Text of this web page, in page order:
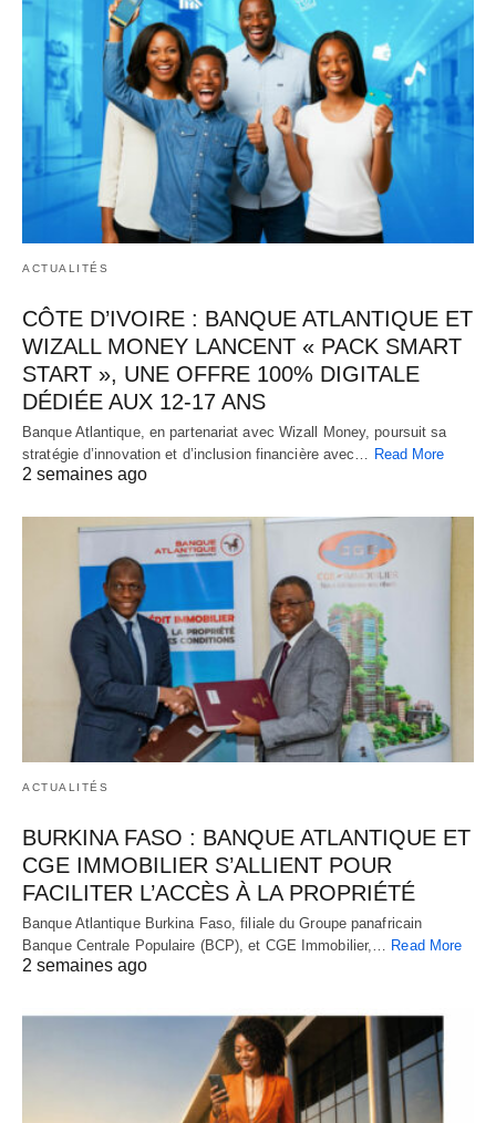
ACTUALITÉS
CÔTE D’IVOIRE : BANQUE ATLANTIQUE ET
WIZALL MONEY LANCENT « PACK SMART
START », UNE OFFRE 100% DIGITALE
DÉDIÉE AUX 12-17 ANS
Banque Atlantique, en partenariat avec Wizall Money, poursuit sa
stratégie d’innovation et d’inclusion financière avec… Read More
2 semaines ago
ACTUALITÉS
BURKINA FASO : BANQUE ATLANTIQUE ET
CGE IMMOBILIER S’ALLIENT POUR
FACILITER L’ACCÈS À LA PROPRIÉTÉ
Banque Atlantique Burkina Faso, filiale du Groupe panafricain
Banque Centrale Populaire (BCP), et CGE Immobilier,… Read More
2 semaines ago